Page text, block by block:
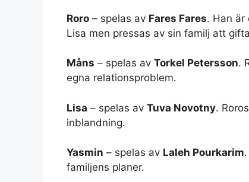
Roro – spelas av Fares Fares. Han är
Lisa men pressas av sin familj att
Måns – spelas av Torkel Petersson.
egna relationsproblem.
Lisa – spelas av Tuva Novotny.
inblandning.
Yasmin – spelas av Laleh Pourkarim
familjens planer.